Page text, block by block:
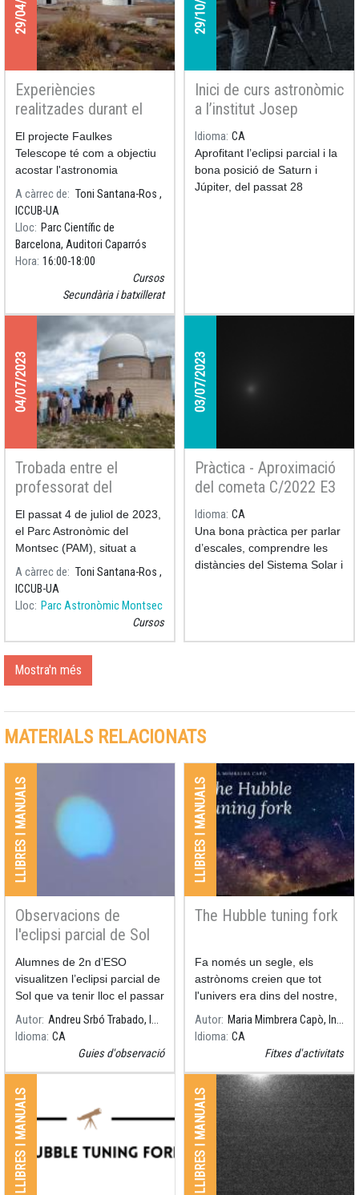
Experiències
realitzades durant el
segon curs del projecte
Faulkes Telescope
Project a Catalunya
El projecte Faulkes
Telescope té com a objectiu
acostar l'astronomia
observacional moderna a les
escoles de secundària.
A càrrec de
Toni Santana-Ros ,
ICCUB-UA
Lloc Parc Científic de
Barcelona, Auditori Caparrós
Hora 16:00 18:00
Cursos
Secundària i batxillerat
Inici de curs astronòmic
a l’institut Josep
Lladonosa
Idioma CA
Aprofitant l’eclipsi parcial i la
bona posició de Saturn i
Júpiter, del passat 28
04/07/2023
Trobada entre el
professorat del
Projecte Faulkes i
investigadors de
l’ICCUB al Parc
Astronòmic del
Montsec
El passat 4 de juliol de 2023,
el Parc Astronòmic del
Montsec (PAM), situat a
Àger, va acollir una trobada
entre el professorat del
A càrrec de
Toni Santana-Ros ,
ICCUB-UA
Lloc Parc Astronòmic Montsec
Cursos
03/07/2023
Pràctica - Aproximació
del cometa C/2022 E3
(ZTF)
Idioma CA
Una bona pràctica per parlar
d’escales, comprendre les
distàncies del Sistema Solar i
Mostra'n més
MATERIALS RELACIONATS
LLIBRES I MANUALS
Observacions de
l'eclipsi parcial de Sol
Alumnes de 2n d’ESO
visualitzen l’eclipsi parcial de
Sol que va tenir lloc el passar
25 d’octubre de 2022.
Autor
Andreu Srbó Trabado, INS Lladonosa
Idioma CA
Guies d'observació
LLIBRES I MANUALS
The Hubble tuning fork
Fa només un segle, els
astrònoms creien que tot
l'univers era dins del nostre,
la Via làctia.
Autor
Maria Mimbrera Capò, Institut Guindàvols
Idioma CA
Fitxes d'activitats
LLIBRES I MANUALS LLIBRES I MANUALS